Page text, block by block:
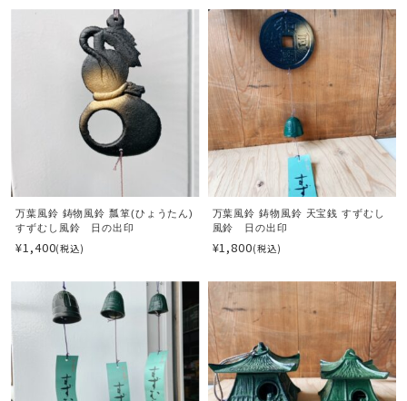
万葉風鈴 鋳物風鈴 瓢箪(ひょうたん)
すずむし風鈴 日の出印
¥1,400(税込)
万葉風鈴 鋳物風鈴 天宝銭 すずむし
風鈴 日の出印
¥1,800(税込)